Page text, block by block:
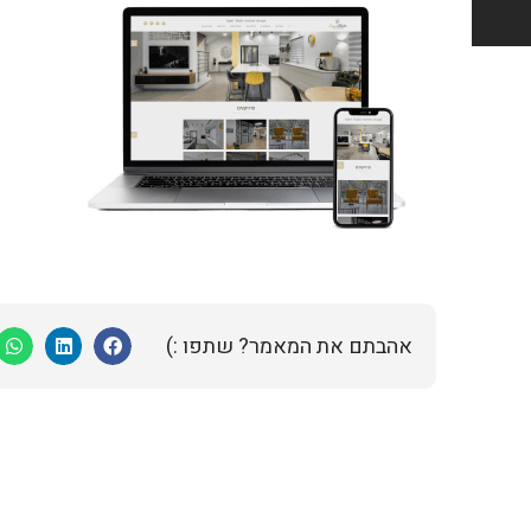
אהבתם את המאמר? שתפו :)